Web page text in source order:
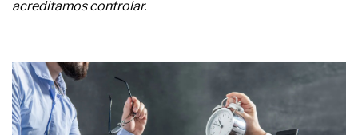
Os serviços de reciclagem profunda a frio in situ
Os critérios médicos da síndrome metabólica
A prevenção clínica da coceira no ânus
Os sintomas clínicos do teratoma de ovário
acreditamos controlar.